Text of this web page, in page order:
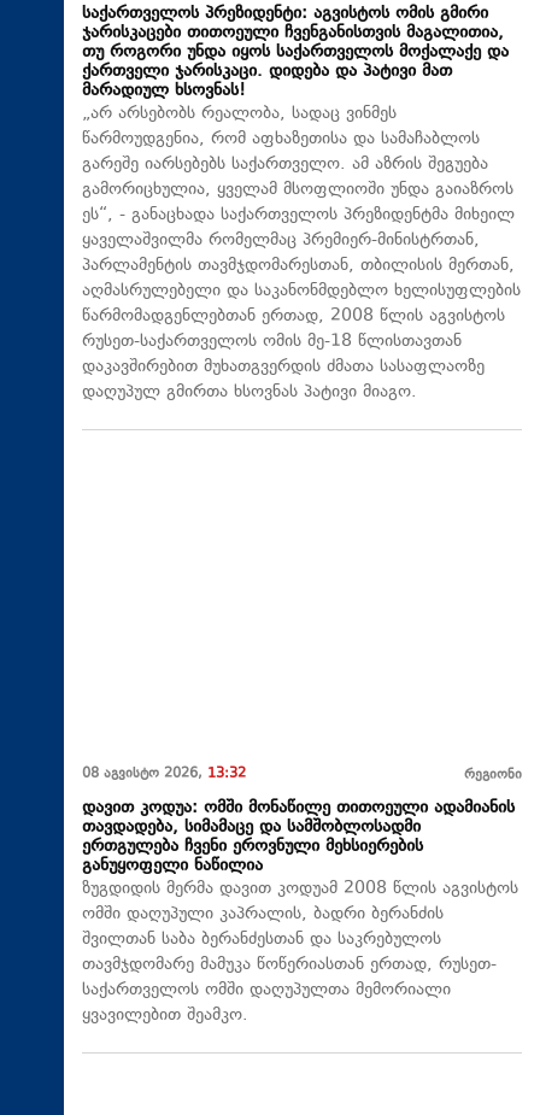
საქართველოს პრეზიდენტი: აგვისტოს ომის გმირი
ჯარისკაცები თითოეული ჩვენგანისთვის მაგალითია,
თუ როგორი უნდა იყოს საქართველოს მოქალაქე და
ქართველი ჯარისკაცი. დიდება და პატივი მათ
მარადიულ ხსოვნას!
„არ არსებობს რეალობა, სადაც ვინმეს
წარმოუდგენია, რომ აფხაზეთისა და სამაჩაბლოს
გარეშე იარსებებს საქართველო. ამ აზრის შეგუება
გამორიცხულია, ყველამ მსოფლიოში უნდა გაიაზროს
ეს“, - განაცხადა საქართველოს პრეზიდენტმა მიხეილ
ყაველაშვილმა რომელმაც პრემიერ-მინისტრთან,
პარლამენტის თავმჯდომარესთან, თბილისის მერთან,
აღმასრულებელი და საკანონმდებლო ხელისუფლების
წარმომადგენლებთან ერთად, 2008 წლის აგვისტოს
რუსეთ-საქართველოს ომის მე-18 წლისთავთან
დაკავშირებით მუხათგვერდის ძმათა სასაფლაოზე
დაღუპულ გმირთა ხსოვნას პატივი მიაგო.
08 აგვისტო 2026, 13:32 რეგიონი
დავით კოდუა: ომში მონაწილე თითოეული ადამიანის
თავდადება, სიმამაცე და სამშობლოსადმი
ერთგულება ჩვენი ეროვნული მეხსიერების
განუყოფელი ნაწილია
ზუგდიდის მერმა დავით კოდუამ 2008 წლის აგვისტოს
ომში დაღუპული კაპრალის, ბადრი ბერანძის
შვილთან საბა ბერანძესთან და საკრებულოს
თავმჯდომარე მამუკა წოწერიასთან ერთად, რუსეთ-
საქართველოს ომში დაღუპულთა მემორიალი
ყვავილებით შეამკო.